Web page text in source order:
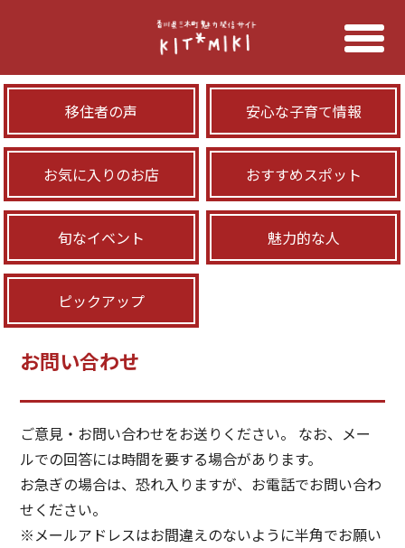
移住者の声 安心な子育て情報
お気に入りのお店 おすすめスポット
旬なイベント 魅力的な人
ピックアップ
お問い合わせ
ご意見・お問い合わせをお送りください。 なお、メー
ルでの回答には時間を要する場合があります。
お急ぎの場合は、恐れ入りますが、お電話でお問い合わ
せください。
※メールアドレスはお間違えのないように半角でお願い